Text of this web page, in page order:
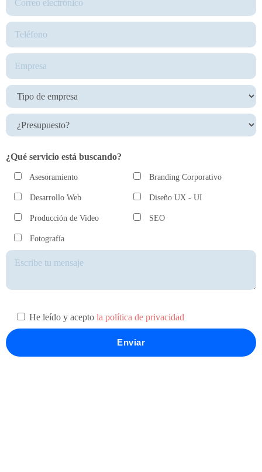
¿Qué servicio está buscando?
Asesoramiento Branding Corporativo
Desarrollo Web Diseño UX - UI
Producción de Video SEO
Fotografía
He leído y acepto la política de privacidad